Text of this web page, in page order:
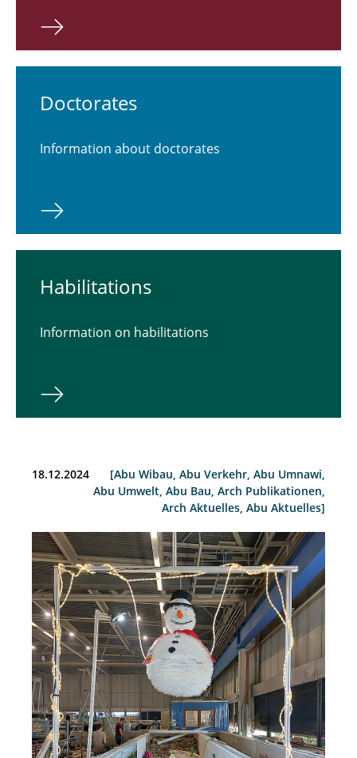
Research and Teaching
Doctorates
Information about doctorates
Habilitations
Information on habilitations
18.12.2024
[Abu Wibau, Abu Verkehr, Abu Umnawi,
Abu Umwelt, Abu Bau, Arch Publikationen,
Arch Aktuelles, Abu Aktuelles]